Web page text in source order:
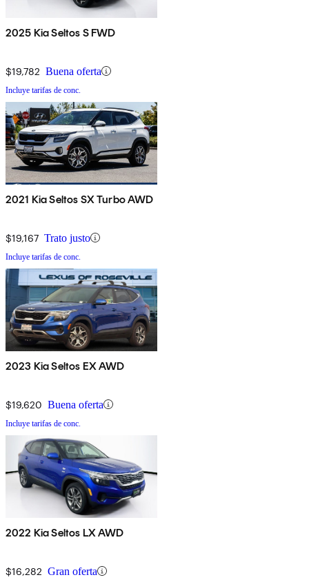
2025 Kia Seltos S FWD
$19,782 Buena oferta
Incluye tarifas de conc.
2021 Kia Seltos SX Turbo AWD
$19,167 Trato justo
Incluye tarifas de conc.
2023 Kia Seltos EX AWD
$19,620 Buena oferta
Incluye tarifas de conc.
2022 Kia Seltos LX AWD
$16,282 Gran oferta